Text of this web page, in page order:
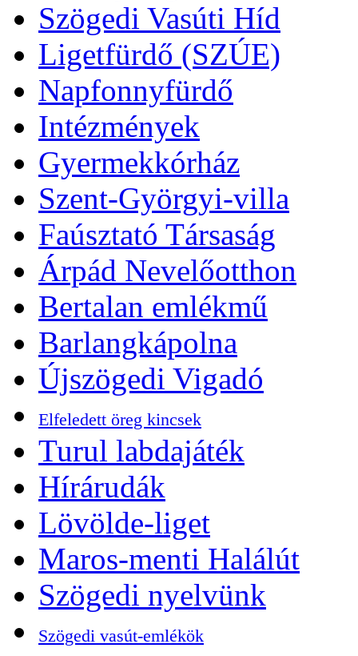
Szögedi Vasúti Híd
Ligetfürdő (SZÚE)
Napfonnyfürdő
Intézmények
Gyermekkórház
Szent-Györgyi-villa
Faúsztató Társaság
Árpád Nevelőotthon
Bertalan emlékmű
Barlangkápolna
Újszögedi Vigadó
Elfeledett öreg kincsek
Turul labdajáték
Hírárudák
Lövölde-liget
Maros-menti Halálút
Szögedi nyelvünk
Szögedi vasút-emlékök